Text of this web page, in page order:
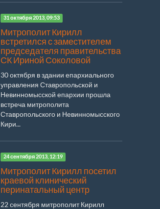
31 октября 2013, 09:53
Митрополит Кирилл
встретился с заместителем
председателя правительства
СК Ириной Соколовой
30 октября в здании епархиального
управления Ставропольской и
Невинномысской епархии прошла
встреча митрополита
Ставропольского и Невинномысского
Кири...
24 сентября 2013, 12:19
Митрополит Кирилл посетил
краевой клинический
перинатальный центр
22 сентября митрополит Кирилл